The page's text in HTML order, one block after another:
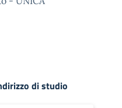
di studio